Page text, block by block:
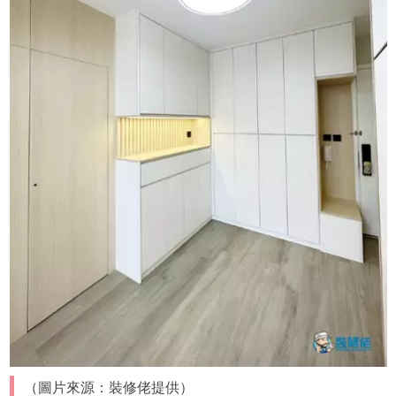
（圖片來源：裝修佬提供）